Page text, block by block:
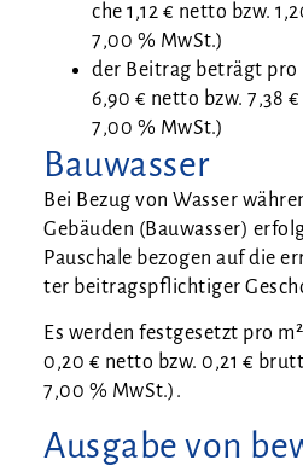
che 1,12 € net­to bzw.
7,00 % MwSt.)
der Bei­trag beträgt pro
6,90 € net­to bzw. 7,38
7,00 % MwSt.)
Bauwasser
Bei Bezug von Was­ser
Gebäu­den (Bau­was­ser)
Pau­scha­le bezo­gen auf die
ter bei­trags­pflich­ti­ger
Es wer­den fest­ge­setzt pro
0,20 € net­to bzw. 0,21 €
7,00 % MwSt.).
Ausgabe von